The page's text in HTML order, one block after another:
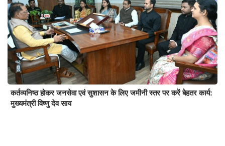
कर्तव्यनिष्ठ होकर जनसेवा एवं सुशासन के लिए जमीनी स्तर पर करें बेहतर कार्य:
मुख्यमंत्री विष्णु देव साय